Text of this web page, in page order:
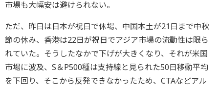
市場も大幅安は避けられない。
ただ、昨日は日本が祝日で休場、中国本土が21日まで中秋
節の休み、香港は22日が祝日でアジア市場の流動性は限ら
れていた。そうしたなかで下げが大きくなり、それが米国
市場に波及、S＆P500種は支持線と見られた50日移動平均
を下回り、そこから反発できなかったため、CTAなどアル